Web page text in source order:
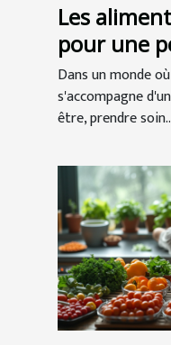
Les
pour une
saine et
Dans un monde
s'accompagne
être, prendre